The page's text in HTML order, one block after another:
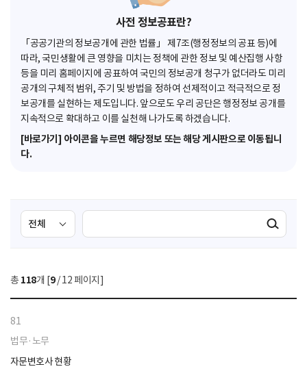
사전 정보공표란?
「공공기관의 정보공개에 관한 법률」 제7조(행정정보의 공표 등)에
따라, 국민생활에 큰 영향을 미치는 정책에 관한 정보 및 예산집행 사항
등을 미리 홈페이지에 공표하여 국민의 정보공개 청구가 없더라도 미리
공개의 구체적 범위, 주기 및 방법을 정하여 선제적이고 적극적으로 정
보공개를 실현하는 제도입니다. 앞으로도 우리 공단은 행정정보 공개를
지속적으로 확대하고 이를 실천해 나가도록 하겠습니다.
[바로가기] 아이콘을 누르면 해당정보 또는 해당 게시판으로 이동됩니
다.
검
색
선
택
색
검색실행
총 118개 [9/ 12 페이지]
81
법무·노무
자문변호사 현황